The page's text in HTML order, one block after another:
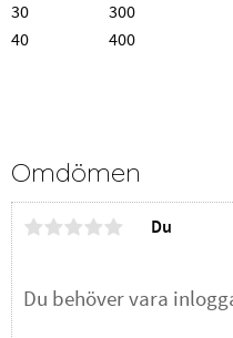
30
300
40
400
Omdömen
Du